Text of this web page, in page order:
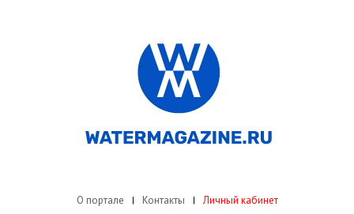
О портале Контакты Личный кабинет